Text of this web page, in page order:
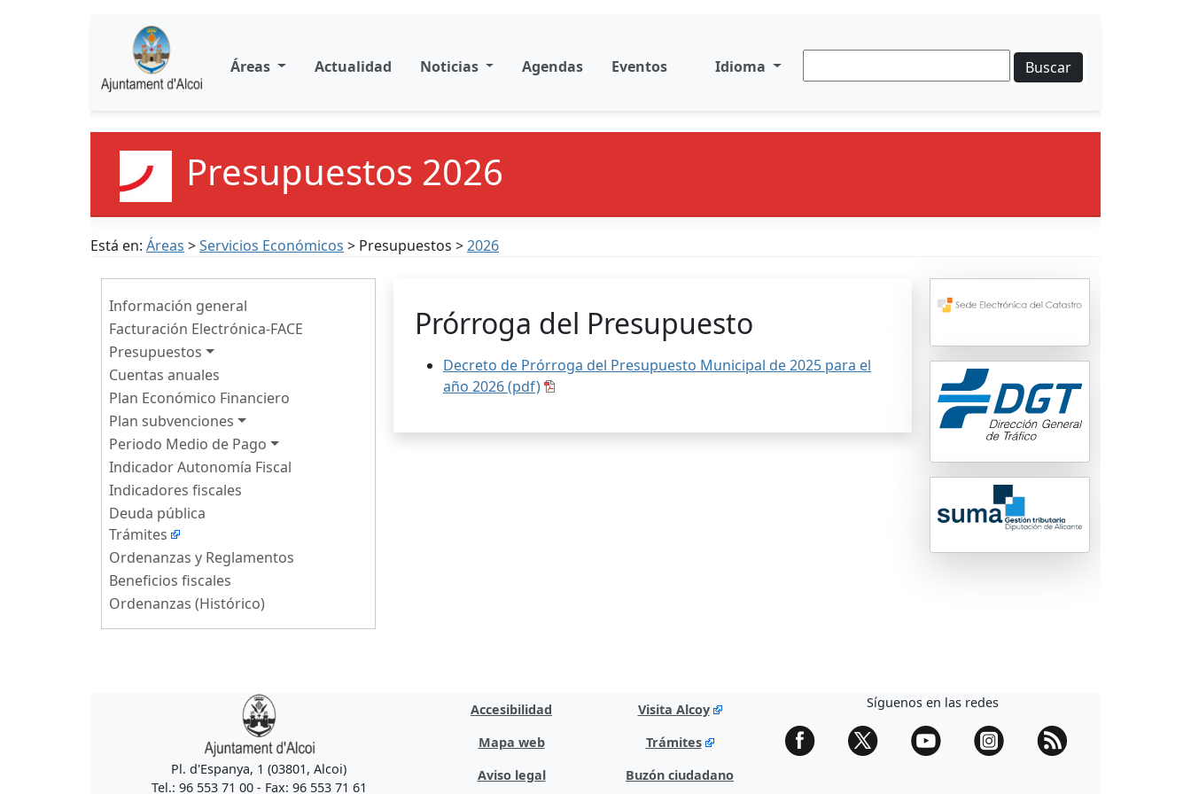
Áreas Actualidad Noticias Agendas Eventos Idioma Buscar
Presupuestos 2026
Está en: Áreas >Servicios Económicos > Presupuestos >2026
Información general
Facturación Electrónica-FACE
Presupuestos
Cuentas anuales
Plan Económico Financiero
Plan subvenciones
Periodo Medio de Pago
Indicador Autonomía Fiscal
Indicadores fiscales
Deuda pública
Trámites
Ordenanzas y Reglamentos
Beneficios fiscales
Ordenanzas (Histórico)
Prórroga del Presupuesto
Decreto de Prórroga del Presupuesto Municipal de 2025 para el
año 2026 (pdf)
Pl. d'Espanya, 1 (03801, Alcoi)
Tel.: 96 553 71 00 - Fax: 96 553 71 61
Accesibilidad
Mapa web
Aviso legal
Visita Alcoy
Trámites
Buzón ciudadano
Síguenos en las redes